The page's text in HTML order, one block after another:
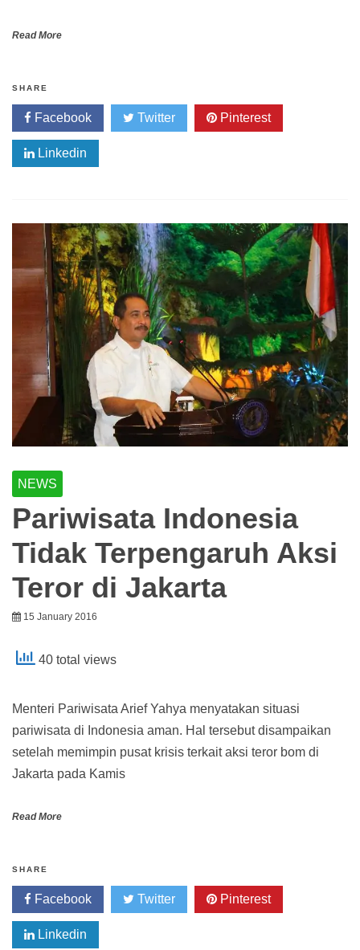
Read More
SHARE
Facebook Twitter Pinterest
Linkedin
NEWS
Pariwisata Indonesia
Tidak Terpengaruh Aksi
Teror di Jakarta
15 January 2016
40 total views
Menteri Pariwisata Arief Yahya menyatakan situasi
pariwisata di Indonesia aman. Hal tersebut disampaikan
setelah memimpin pusat krisis terkait aksi teror bom di
Jakarta pada Kamis
Read More
SHARE
Facebook Twitter Pinterest
Linkedin